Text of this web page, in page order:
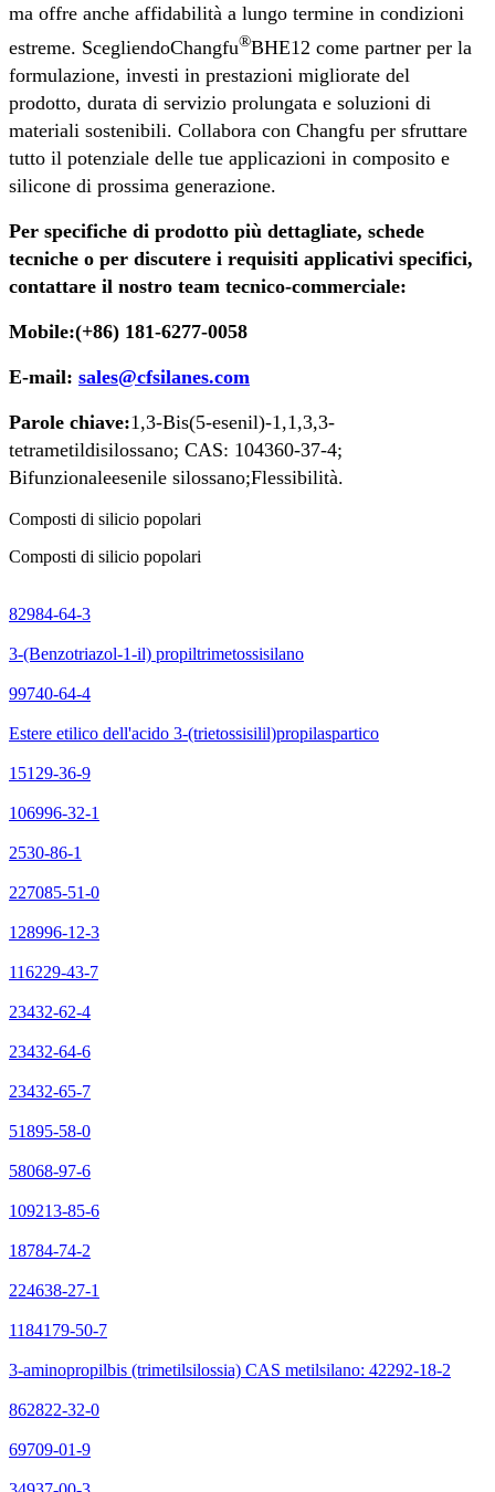
ma offre anche affidabilità a lungo termine in condizioni
estreme. ScegliendoChangfu®BHE12 come partner per la
formulazione, investi in prestazioni migliorate del
prodotto, durata di servizio prolungata e soluzioni di
materiali sostenibili. Collabora con Changfu per sfruttare
tutto il potenziale delle tue applicazioni in composito e
silicone di prossima generazione.
Per specifiche di prodotto più dettagliate, schede
tecniche o per discutere i requisiti applicativi specifici,
contattare il nostro team tecnico-commerciale:
Mobile:(+86) 181-6277-0058
E-mail: sales@cfsilanes.com
Parole chiave:1,3-Bis(5-esenil)-1,1,3,3-
tetrametildisilossano; CAS: 104360-37-4;
Bifunzionaleesenile silossano;Flessibilità.
Composti di silicio popolari
Composti di silicio popolari
82984-64-3
3-(Benzotriazol-1-il) propiltrimetossisilano
99740-64-4
Estere etilico dell'acido 3-(trietossisilil)propilaspartico
15129-36-9
106996-32-1
2530-86-1
227085-51-0
128996-12-3
116229-43-7
23432-62-4
23432-64-6
23432-65-7
51895-58-0
58068-97-6
109213-85-6
18784-74-2
224638-27-1
1184179-50-7
3-aminopropilbis (trimetilsilossia) CAS metilsilano: 42292-18-2
862822-32-0
69709-01-9